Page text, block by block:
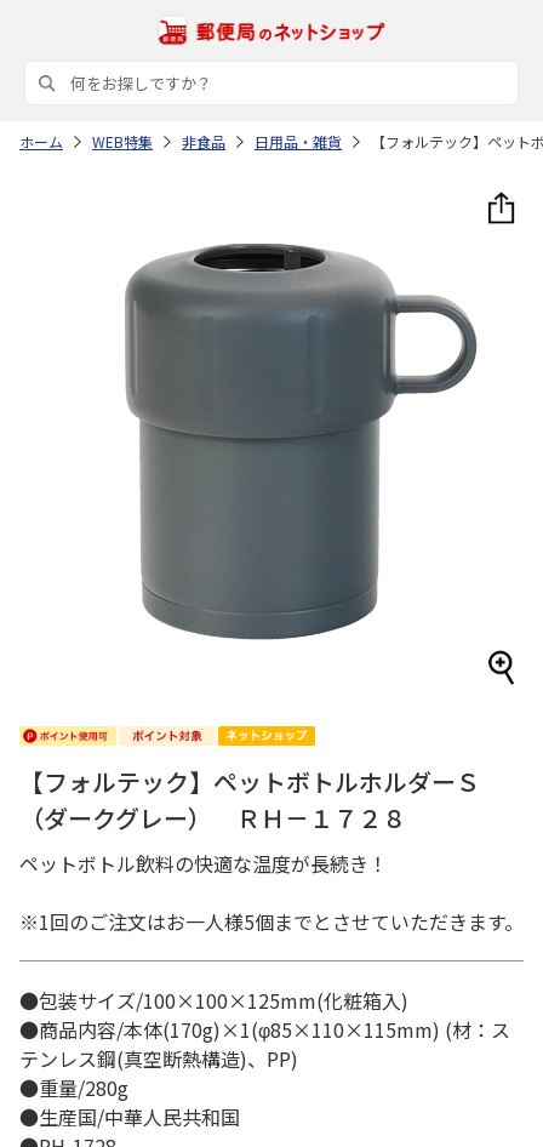
ホーム WEB特集 非食品 日用品・雑貨 【フォルテック】ペッ
【フォルテック】ペットボトルホルダーＳ
（ダークグレー） ＲＨ－１７２８
ペットボトル飲料の快適な温度が長続き！
※1回のご注文はお一人様5個までとさせていただきます。
●包装サイズ/100×100×125mm(化粧箱入)
●商品内容/本体(170g)×1(φ85×110×115mm) (材：ス
テンレス鋼(真空断熱構造)、PP)
●重量/280g
●生産国/中華人民共和国